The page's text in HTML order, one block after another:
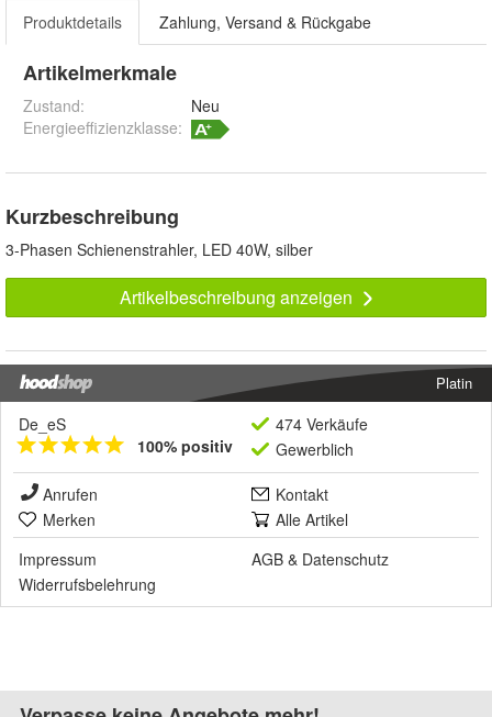
Produktdetails Zahlung, Versand & Rückgabe
Artikelmerkmale
Zustand:
Neu
Energieeffizienzklasse:
Kurzbeschreibung
3-Phasen Schienenstrahler, LED 40W, silber
Artikelbeschreibung anzeigen
Platin
De_eS
100% positiv
474 Verkäufe
Gewerblich
Anrufen
Kontakt
Merken
Alle Artikel
Impressum
AGB & Datenschutz
Widerrufsbelehrung